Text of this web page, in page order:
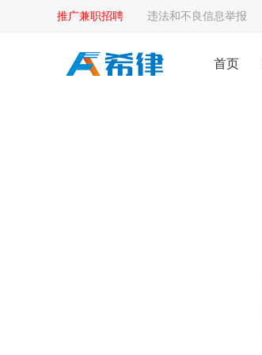
推广兼职招聘 违法和不良信息举报
首页